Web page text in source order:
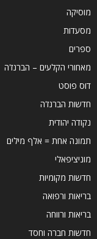
מוסיקה
מסעדות
ספרים
מאחורי הקלעים – הברנז'ה
דוס פוסט
חדשות הברנז'ה
נקודה יהודית
תמונה אחת = אלף מילים
מוניציפאלי
חדשות מקומיות
בריאות ורפואה
בריאות ורווחה
חדשות חברה וחסד